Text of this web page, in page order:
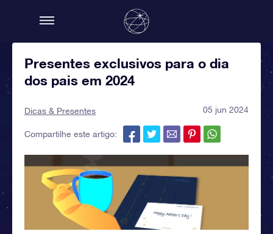
Presentes exclusivos para o dia
dos pais em 2024
Dicas & Presentes 05 jun 2024
Compartilhe este artigo: